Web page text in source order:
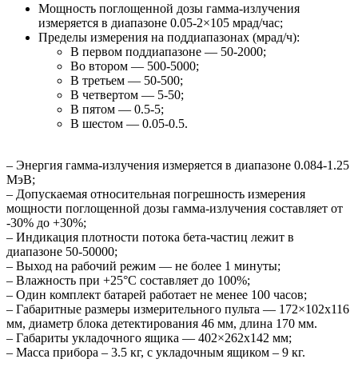
Мощность поглощенной дозы гамма-излучения
измеряется в диапазоне 0.05-2×105 мрад/час;
Пределы измерения на поддиапазонах (мрад/ч):
В первом поддиапазоне — 50-2000;
Во втором — 500-5000;
В третьем — 50-500;
В четвертом — 5-50;
В пятом — 0.5-5;
В шестом — 0.05-0.5.
– Энергия гамма-излучения измеряется в диапазоне 0.084-1.25
МэВ;
– Допускаемая относительная погрешность измерения
мощности поглощенной дозы гамма-излучения составляет от
-30% до +30%;
– Индикация плотности потока бета-частиц лежит в
диапазоне 50-50000;
– Выход на рабочий режим — не более 1 минуты;
– Влажность при +25°C составляет до 100%;
– Один комплект батарей работает не менее 100 часов;
– Габаритные размеры измерительного пульта — 172×102х116
мм, диаметр блока детектирования 46 мм, длина 170 мм.
– Габариты укладочного ящика — 402×262х142 мм;
– Масса прибора – 3.5 кг, с укладочным ящиком – 9 кг.